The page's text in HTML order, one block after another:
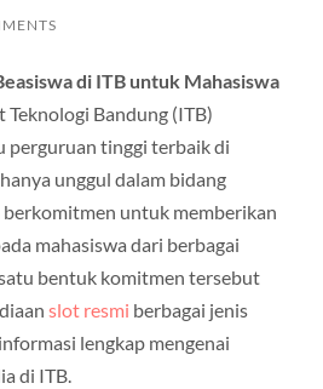
di ITB untuk Mahasiswa
Bandung (ITB)
perguruan tinggi terbaik di
unggul dalam bidang
untuk memberikan
mahasiswa dari berbagai
bentuk komitmen tersebut
slot resmi berbagai jenis
lengkap mengenai
di ITB.